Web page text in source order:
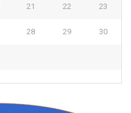
21 22 23
28 29 30